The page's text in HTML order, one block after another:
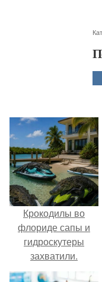
Крокодилы во
флориде сапы и
гидроскутеры
захватили.